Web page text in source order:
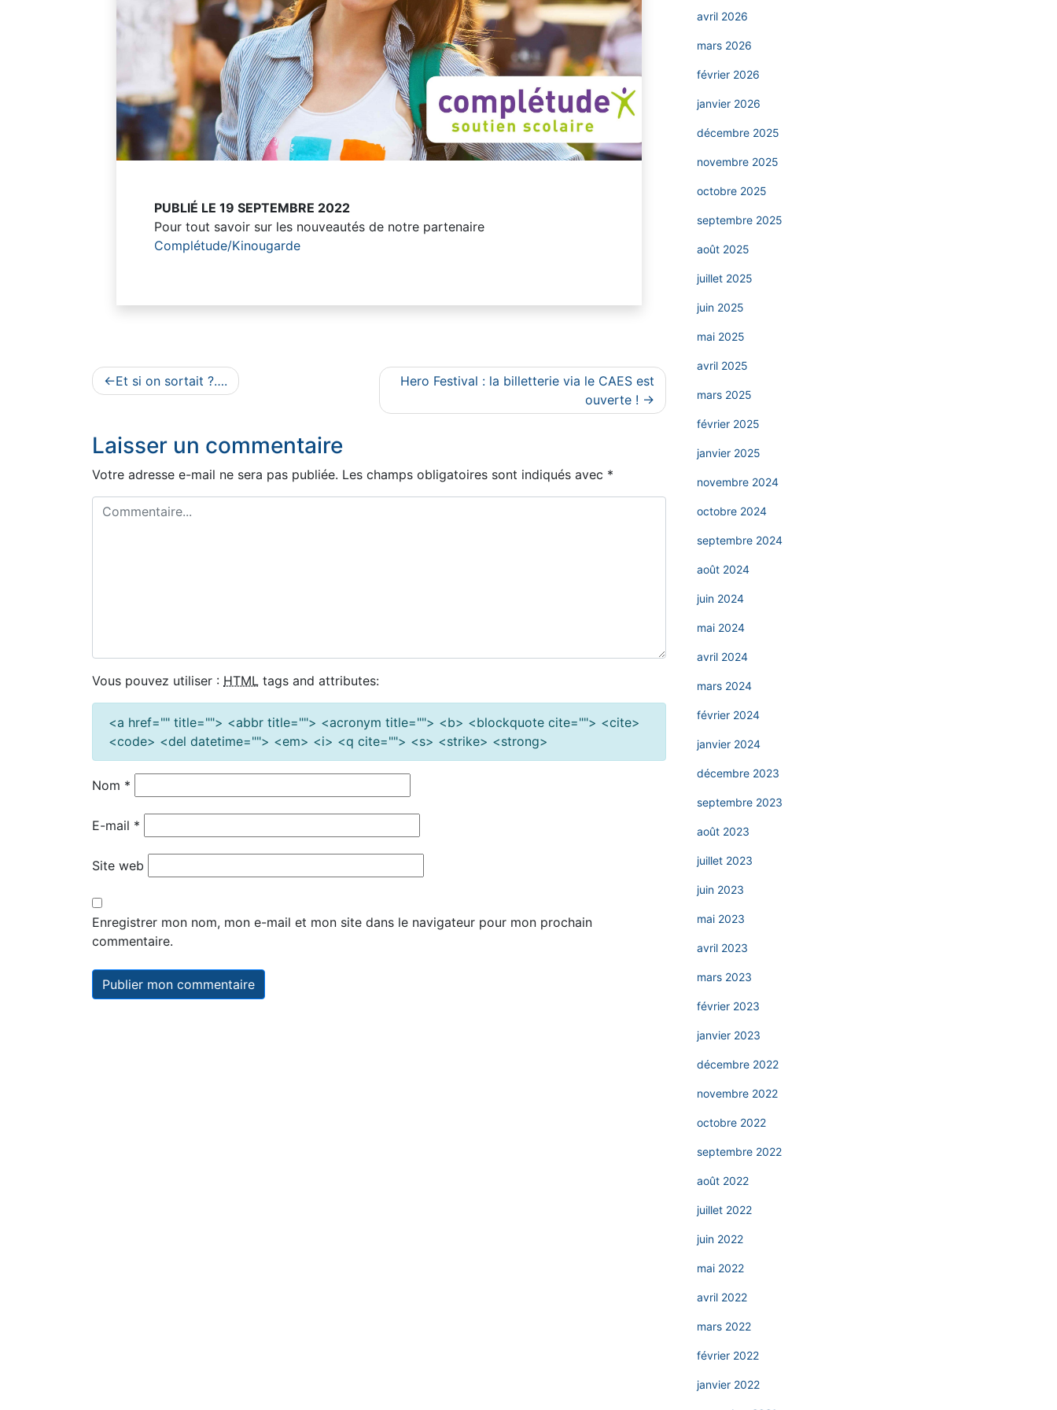
PUBLIÉ LE 19 SEPTEMBRE 2022
Pour tout savoir sur les nouveautés de notre partenaire
Complétude/Kinougarde
Navigation
l’article
Et si on sortait ?….
Hero Festival : la billetterie via le CAES est
ouverte !
Laisser un commentaire
Votre adresse e-mail ne sera pas publiée. Les champs obligatoires sont indiqués avec *
Vous pouvez utiliser : HTML tags and attributes:
<a href="" title=""> <abbr title=""> <acronym title=""> <b> <blockquote cite=""> <cite>
<code> <del datetime=""> <em> <i> <q cite=""> <s> <strike> <strong>
Nom *
E-mail *
Site web
Enregistrer mon nom, mon e-mail et mon site dans le navigateur pour mon prochain
commentaire.
avril 2026
mars 2026
février 2026
janvier 2026
décembre 2025
novembre 2025
octobre 2025
septembre 2025
août 2025
juillet 2025
juin 2025
mai 2025
avril 2025
mars 2025
février 2025
janvier 2025
novembre 2024
octobre 2024
septembre 2024
août 2024
juin 2024
mai 2024
avril 2024
mars 2024
février 2024
janvier 2024
décembre 2023
septembre 2023
août 2023
juillet 2023
juin 2023
mai 2023
avril 2023
mars 2023
février 2023
janvier 2023
décembre 2022
novembre 2022
octobre 2022
septembre 2022
août 2022
juillet 2022
juin 2022
mai 2022
avril 2022
mars 2022
février 2022
janvier 2022